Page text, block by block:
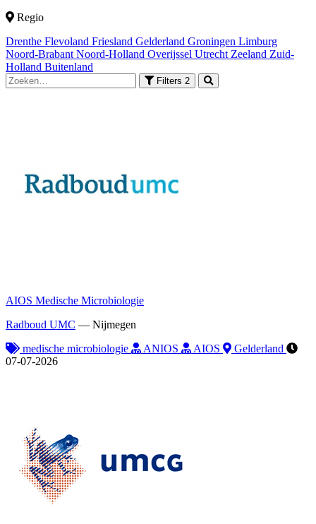
Regio
Drenthe Flevoland Friesland Gelderland Groningen Limburg
Noord-Brabant Noord-Holland Overijssel Utrecht Zeeland Zuid-
Holland Buitenland
Filters 2
AIOS Medische Microbiologie
Radboud UMC — Nijmegen
medische microbiologie
ANIOS AIOS
Gelderland
07-07-2026